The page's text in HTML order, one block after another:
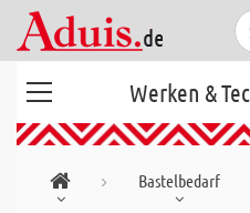
Werken &
Bastelbedarf